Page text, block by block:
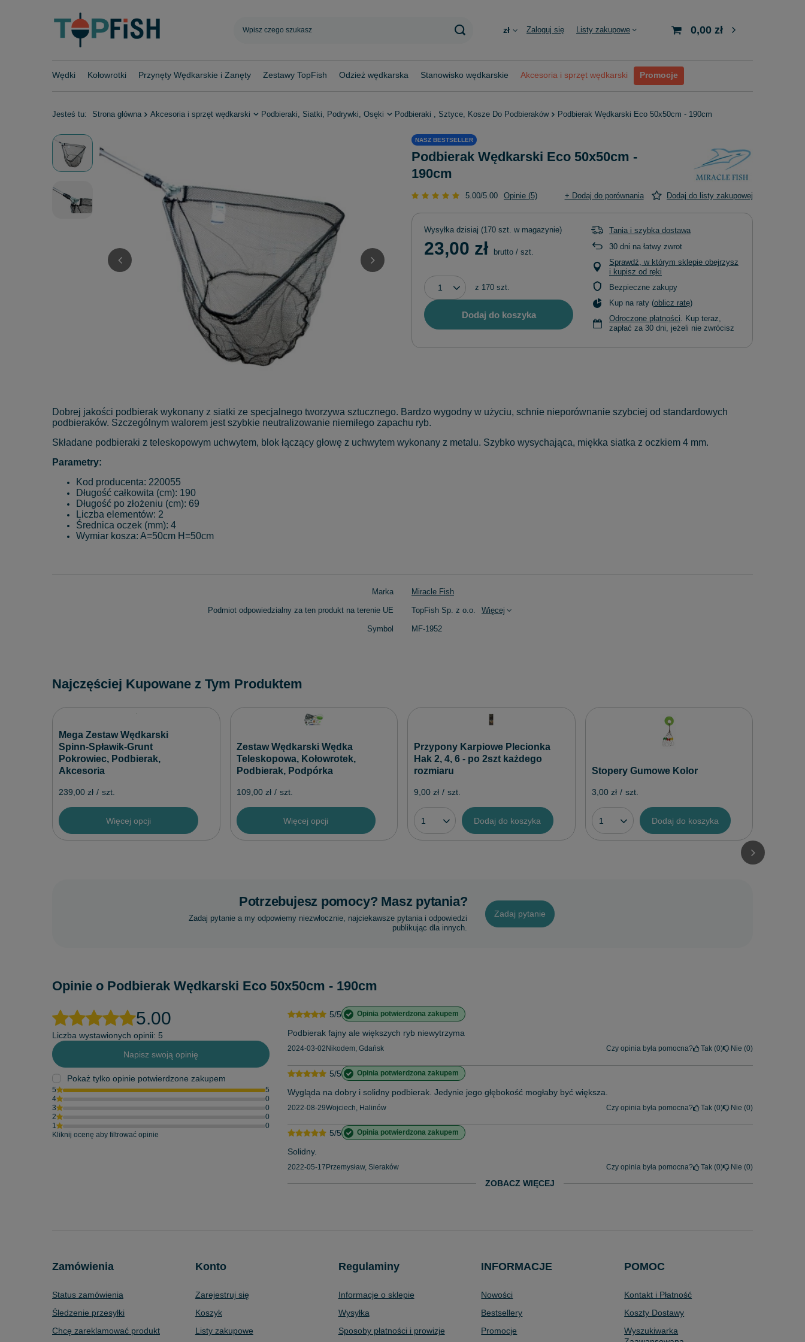
zł Zaloguj się Listy zakupowe 0,00 zł
Wędki Kołowrotki Przynęty Wędkarskie i Zanęty Zestawy TopFish Odzież wędkarska Stanowisko wędkarskie Akcesoria i sprzęt wędkarski Promocje
Jesteś tu: Strona główna Akcesoria i sprzęt wędkarski Podbieraki, Siatki, Podrywki, Osęki Podbieraki , Sztyce, Kosze Do Podbieraków Podbierak Wędkarski Eco 50x50cm - 190cm
NASZ BESTSELLER
Podbierak Wędkarski Eco 50x50cm -
190cm
5.00/5.00 Opinie (5) + Dodaj do porównania Dodaj do listy zakupowej
Wysyłka dzisiaj (170 szt. w magazynie)
23,00 zł brutto / szt.
z 170 szt.
Dodaj do koszyka
Tania i szybka dostawa
30 dni na łatwy zwrot
Sprawdź, w którym sklepie obejrzysz
i kupisz od ręki
Bezpieczne zakupy
Kup na raty (oblicz ratę)
Odroczone płatności. Kup teraz,
zapłać za 30 dni, jeżeli nie zwrócisz
Dobrej jakości podbierak wykonany z siatki ze specjalnego tworzywa sztucznego. Bardzo wygodny w użyciu, schnie nieporównanie szybciej od standardowych
podbieraków. Szczególnym walorem jest szybkie neutralizowanie niemiłego zapachu ryb.
Składane podbieraki z teleskopowym uchwytem, blok łączący głowę z uchwytem wykonany z metalu. Szybko wysychająca, miękka siatka z oczkiem 4 mm.
Parametry:
Kod producenta: 220055
Długość całkowita (cm): 190
Długość po złożeniu (cm): 69
Liczba elementów: 2
Średnica oczek (mm): 4
Wymiar kosza: A=50cm H=50cm
Marka Miracle Fish
Podmiot odpowiedzialny za ten produkt na terenie UE TopFish Sp. z o.o. Więcej
Symbol MF-1952
Najczęściej Kupowane z Tym Produktem
Mega Zestaw Wędkarski
Spinn-Spławik-Grunt
Pokrowiec, Podbierak,
Akcesoria
239,00 zł / szt.
Więcej opcji
Zestaw Wędkarski Wędka
Teleskopowa, Kołowrotek,
Podbierak, Podpórka
109,00 zł / szt.
Więcej opcji
Przypony Karpiowe Plecionka
Hak 2, 4, 6 - po 2szt każdego
rozmiaru
9,00 zł / szt.
Dodaj do koszyka
Stopery Gumowe Kolor
3,00 zł / szt.
Dodaj do koszyka
Potrzebujesz pomocy? Masz pytania?
Zadaj pytanie a my odpowiemy niezwłocznie, najciekawsze pytania i odpowiedzi
publikując dla innych.
Zadaj pytanie
Opinie o Podbierak Wędkarski Eco 50x50cm - 190cm
5.00
Liczba wystawionych opinii: 5
Napisz swoją opinię
Pokaż tylko opinie potwierdzone zakupem
5
5
4
0
3
0
2
0
1
0
Kliknij ocenę aby filtrować opinie
5/5 Opinia potwierdzona zakupem
Podbierak fajny ale większych ryb niewytrzyma
2024-03-02 Nikodem, Gdańsk Czy opinia była pomocna? Tak 0 Nie 0
5/5 Opinia potwierdzona zakupem
Wygląda na dobry i solidny podbierak. Jedynie jego głębokość mogłaby być większa.
2022-08-29Wojciech, Halinów Czy opinia była pomocna? Tak 0 Nie 0
5/5 Opinia potwierdzona zakupem
Solidny.
2022-05-17 Przemysław, Sieraków Czy opinia była pomocna? Tak 0 Nie 0
ZOBACZ WIĘCEJ
Zamówienia
Status zamówienia
Śledzenie przesyłki
Chcę zareklamować produkt
Konto
Zarejestruj się
Koszyk
Listy zakupowe
Regulaminy
Informacje o sklepie
Wysyłka
Sposoby płatności i prowizje
INFORMACJE
Nowości
Bestsellery
Promocje
POMOC
Kontakt i Płatność
Koszty Dostawy
Wyszukiwarka